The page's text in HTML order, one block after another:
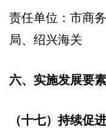
责任单位：市商
局、绍兴海关
六、实施发展要
（十七）持续促